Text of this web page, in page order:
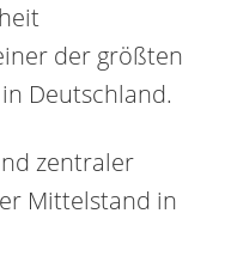
der größten
Deutschland.
zentraler
Mittelstand in